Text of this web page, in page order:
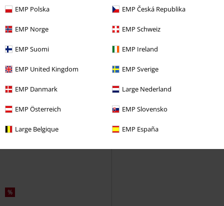
EMP Polska EMP Česká Republika
EMP Norge EMP Schweiz
EMP Suomi EMP Ireland
EMP United Kingdom EMP Sverige
EMP Danmark Large Nederland
EMP Österreich EMP Slovensko
Large Belgique EMP España
%